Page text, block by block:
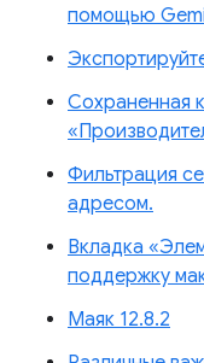
помощью
Сохраненная
Фильтрация
адресом.
Вкладка
поддержку
Маяк 12.8.2